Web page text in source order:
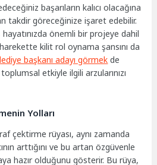
başarıların kalıcı olacağına
takdir göreceğinize işaret edebilir.
önemli bir projeye dahil
kilit rol oynama şansını da
başkanı adayı görmek de
etkiyle ilgili arzularınızı
Yolları
çektirme rüyası, aynı zamanda
arttığını ve bu artan özgüvenle
hazır olduğunu gösterir. Bu rüya,